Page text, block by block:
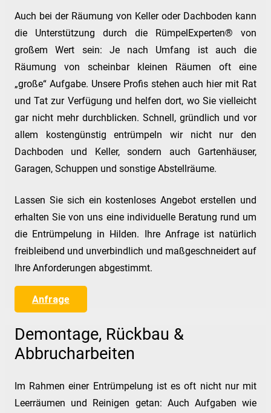
Auch bei der Räumung von Keller oder Dachboden kann
die Unterstützung durch die RümpelExperten® von
großem Wert sein: Je nach Umfang ist auch die
Räumung von scheinbar kleinen Räumen oft eine
„große“ Aufgabe. Unsere Profis stehen auch hier mit Rat
und Tat zur Verfügung und helfen dort, wo Sie vielleicht
gar nicht mehr durchblicken. Schnell, gründlich und vor
allem kostengünstig entrümpeln wir nicht nur den
Dachboden und Keller, sondern auch Gartenhäuser,
Garagen, Schuppen und sonstige Abstellräume.
Lassen Sie sich ein kostenloses Angebot erstellen und
erhalten Sie von uns eine individuelle Beratung rund um
die Entrümpelung in Hilden. Ihre Anfrage ist natürlich
freibleibend und unverbindlich und maßgeschneidert auf
Ihre Anforderungen abgestimmt.
Anfrage
Demontage, Rückbau &
Abbrucharbeiten
Im Rahmen einer Entrümpelung ist es oft nicht nur mit
Leerräumen und Reinigen getan: Auch Aufgaben wie